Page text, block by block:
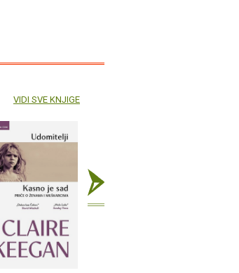
VIDI SVE KNJIGE